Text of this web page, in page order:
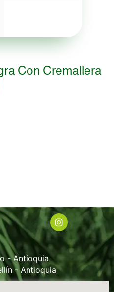
Con Cremallera
- Antioquia
- Antioquia